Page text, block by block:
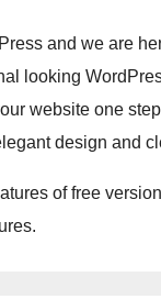
and we are
looking
website one
design and
of free